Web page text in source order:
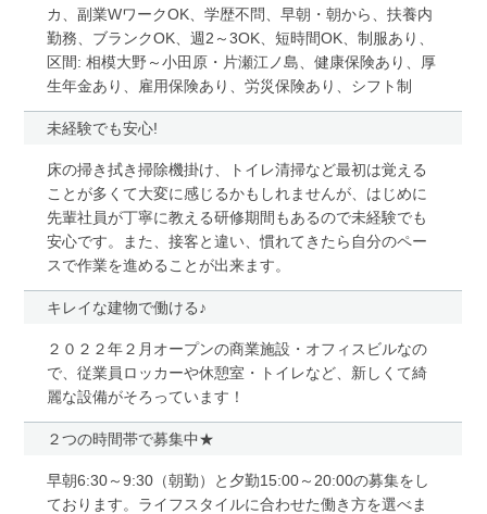
カ、副業WワークOK、学歴不問、早朝・朝から、扶養内
勤務、ブランクOK、週2～3OK、短時間OK、制服あり、
区間: 相模大野～小田原・片瀬江ノ島、健康保険あり、厚
生年金あり、雇用保険あり、労災保険あり、シフト制
未経験でも安心!
床の掃き拭き掃除機掛け、トイレ清掃など最初は覚える
ことが多くて大変に感じるかもしれませんが、はじめに
先輩社員が丁寧に教える研修期間もあるので未経験でも
安心です。また、接客と違い、慣れてきたら自分のペー
スで作業を進めることが出来ます。
キレイな建物で働ける♪
２０２２年２月オープンの商業施設・オフィスビルなの
で、従業員ロッカーや休憩室・トイレなど、新しくて綺
麗な設備がそろっています！
２つの時間帯で募集中★
早朝6:30～9:30（朝勤）と夕勤15:00～20:00の募集をし
ております。ライフスタイルに合わせた働き方を選べま